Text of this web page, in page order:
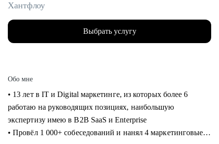
Хантфлоу
Выбрать услугу
Обо мне
• 13 лет в IT и Digital маркетинге, из которых более 6
работаю на руководящих позициях, наибольшую
экспертизу имею в B2B SaaS и Enterprise
• Провёл 1 000+ собеседований и нанял 4 маркетинговые